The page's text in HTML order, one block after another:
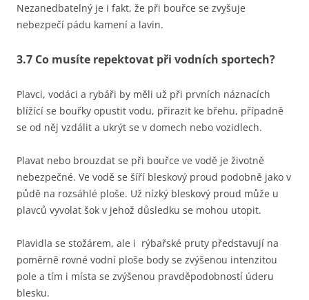
Nezanedbatelný je i fakt, že při bouřce se zvyšuje
nebezpečí pádu kamení a lavin.
3.7 Co musíte repektovat při vodních sportech?
Plavci, vodáci a rybáři by měli už při prvních náznacích
blížící se bouřky opustit vodu, přirazit ke břehu, případně
se od něj vzdálit a ukrýt se v domech nebo vozidlech.
Plavat nebo brouzdat se při bouřce ve vodě je životně
nebezpečné. Ve vodě se šíří bleskový proud podobně jako v
půdě na rozsáhlé ploše. Už nízký bleskový proud může u
plavců vyvolat šok v jehož důsledku se mohou utopit.
Plavidla se stožárem, ale i rýbařské pruty představují na
poměrně rovné vodní ploše body se zvýšenou intenzitou
pole a tím i místa se zvýšenou pravděpodobností úderu
blesku.